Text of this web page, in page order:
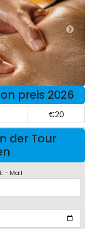
preis 2026
€20
der Tour
- Mail